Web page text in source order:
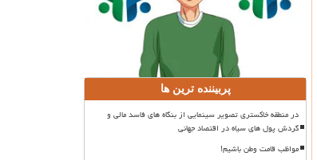
پربیننده ترین ها
در منطقه خاکستری تصویر سینمایی از بنگاه های فاسد مالی و
گردش پول های سیاه در اقتصاد جهانی
مواظب قامت وطن باشیم!